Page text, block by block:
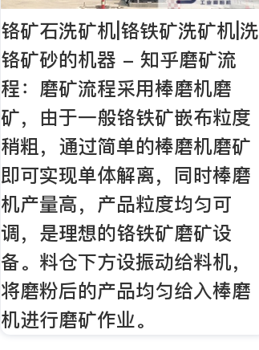
铬矿石洗矿机|铬铁矿洗矿机|洗
铬矿砂的机器 - 知乎磨矿流
程：磨矿流程采用棒磨机磨
矿，由于一般铬铁矿嵌布粒度
稍粗，通过简单的棒磨机磨矿
即可实现单体解离，同时棒磨
机产量高，产品粒度均匀可
调，是理想的铬铁矿磨矿设
备。料仓下方设振动给料机，
将磨粉后的产品均匀给入棒磨
机进行磨矿作业。